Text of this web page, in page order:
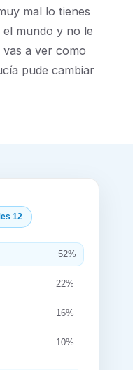
mal lo tienes
mundo y no le
vas a ver como
pude cambiar
12
52%
22%
16%
10%